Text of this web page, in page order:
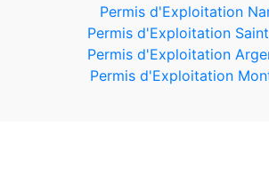
Permis d'Exploitation
Permis d'Exploitation
Permis d'Exploitation
Permis d'Exploitation